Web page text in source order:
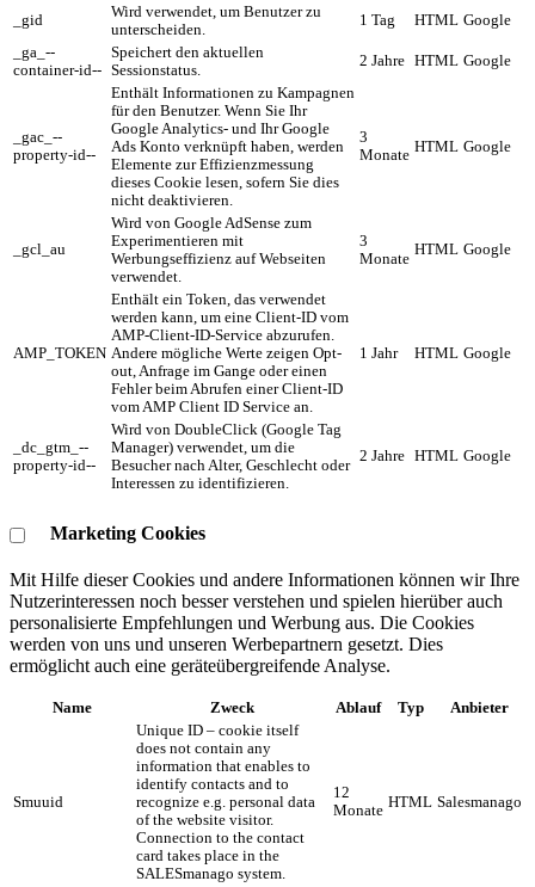
_gid
Wird verwendet, um Benutzer zu
unterscheiden.
1 Tag HTML Google
_ga_--
container-id--
Speichert den aktuellen
Sessionstatus.
2 Jahre HTML Google
_gac_--
property-id--
Enthält Informationen zu Kampagnen
für den Benutzer. Wenn Sie Ihr
Google Analytics- und Ihr Google
Ads Konto verknüpft haben, werden
Elemente zur Effizienzmessung
dieses Cookie lesen, sofern Sie dies
nicht deaktivieren.
3
Monate HTML Google
_gcl_au
Wird von Google AdSense zum
Experimentieren mit
Werbungseffizienz auf Webseiten
verwendet.
3
Monate
HTML Google
AMP_TOKEN
Enthält ein Token, das verwendet
werden kann, um eine Client-ID vom
AMP-Client-ID-Service abzurufen.
Andere mögliche Werte zeigen Opt-
out, Anfrage im Gange oder einen
Fehler beim Abrufen einer Client-ID
vom AMP Client ID Service an.
1 Jahr HTML Google
_dc_gtm_--
property-id--
Wird von DoubleClick (Google Tag
Manager) verwendet, um die
Besucher nach Alter, Geschlecht oder
Interessen zu identifizieren.
2 Jahre HTML Google
Marketing Cookies
Mit Hilfe dieser Cookies und andere Informationen können wir Ihre
Nutzerinteressen noch besser verstehen und spielen hierüber auch
personalisierte Empfehlungen und Werbung aus. ​Die Cookies
werden von uns und unseren Werbepartnern gesetzt. Dies
ermöglicht auch eine geräteübergreifende Analyse.
Name Zweck Ablauf Typ Anbieter
Smuuid
Unique ID – cookie itself
does not contain any
information that enables to
identify contacts and to
recognize e.g. personal data
of the website visitor.
Connection to the contact
card takes place in the
SALESmanago system.
12
Monate HTML Salesmanago